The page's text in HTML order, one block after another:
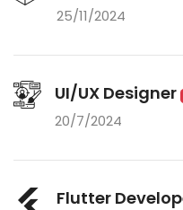
25/11/2024
UI/UX Designer
20/7/2024
Flutter